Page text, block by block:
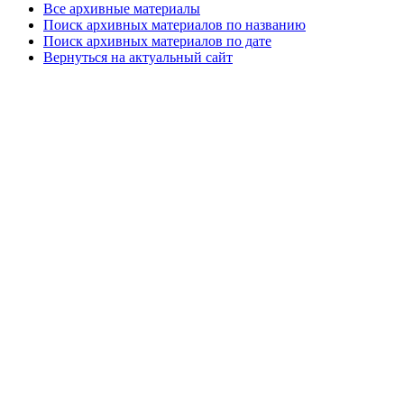
Все архивные материалы
Поиск архивных материалов по названию
Поиск архивных материалов по дате
Вернуться на актуальный сайт